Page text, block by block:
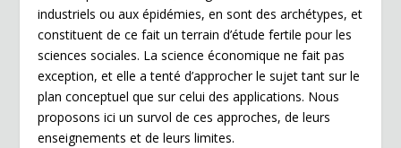
industriels ou aux épidémies, en sont des archétypes, et
constituent de ce fait un terrain d’étude fertile pour les
sciences sociales. La science économique ne fait pas
exception, et elle a tenté d’approcher le sujet tant sur le
plan conceptuel que sur celui des applications. Nous
proposons ici un survol de ces approches, de leurs
enseignements et de leurs limites.